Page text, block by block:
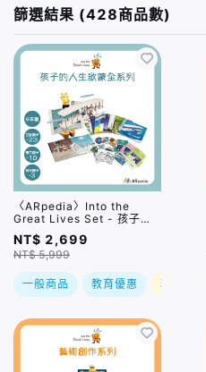
篩選結果 (428商品數)
〈ARpedia〉Into the
Great Lives Set - 孩子的
人生啟蒙全系列｜贈
SPOTTY Mirror
NT$ 2,699
NT$ 5,999
一般商品 教育優惠 現折